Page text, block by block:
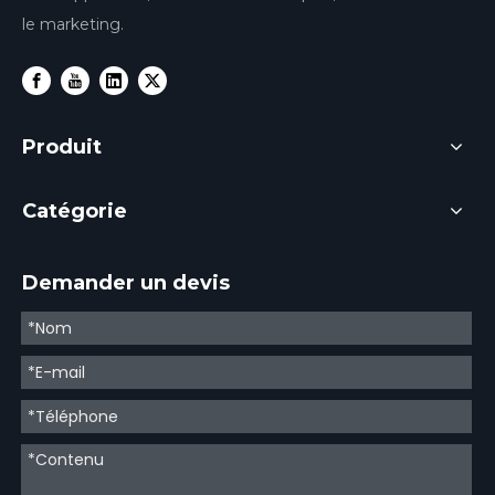
le marketing.
Produit
Catégorie
Demander un devis